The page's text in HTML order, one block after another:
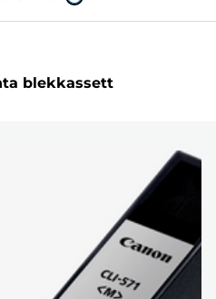
blekkassett